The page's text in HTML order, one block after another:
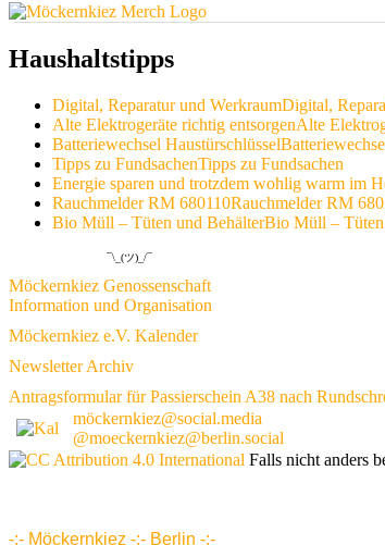
Haushaltstipps
Digital, Reparatur und WerkraumDigital,
Alte Elektrogeräte richtig entsorgenAlte
Batteriewechsel Haustürschlüssel
Tipps zu FundsachenTipps zu Fundsachen
Energie sparen und trotzdem wohlig warm im
Rauchmelder RM 680110Rauchmelder RM
Bio Müll – Tüten und BehälterBio Müll –
¯\_(ツ)_/¯
Möckernkiez Genossenschaft
Information und Organisation
Möckernkiez e.V. Kalender
Newsletter Archiv
Antragsformular für Passierschein A38 nach
möckernkiez@social.media
@moeckernkiez@berlin.social
Falls nicht anders
-:- Möckernkiez -:- Berlin -:-